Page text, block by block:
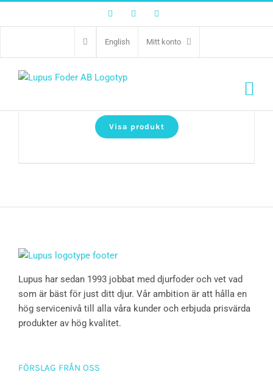
FacebookTwitter
English Mitt konto
Visa produkt
Lupus har sedan 1993 jobbat med djurfoder och vet vad
som är bäst för just ditt djur. Vår ambition är att hålla en
hög servicenivå till alla våra kunder och erbjuda prisvärda
produkter av hög kvalitet.
FÖRSLAG FRÅN OSS